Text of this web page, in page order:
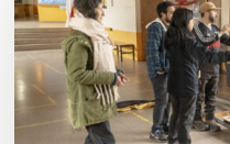
agua
del
mar:
largometraje